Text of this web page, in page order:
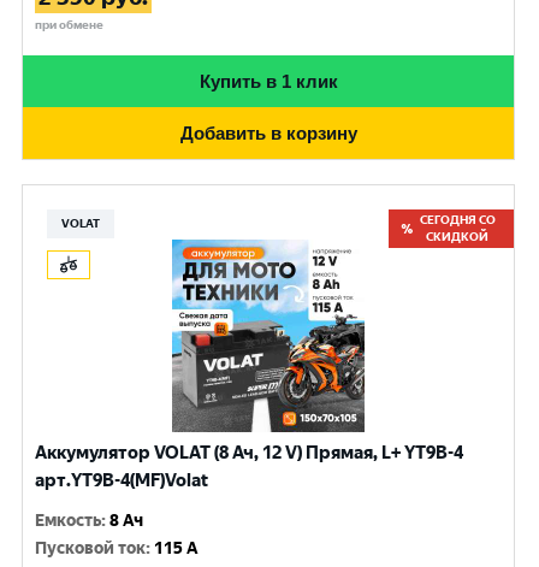
при обмене
Купить в 1 клик
Добавить в корзину
VOLAT
СЕГОДНЯ СО
СКИДКОЙ
Аккумулятор VOLAT (8 Ач, 12 V) Прямая, L+ YT9B-4
арт.YT9B-4(MF)Volat
Емкость:8 Ач
Пусковой ток: 115 A